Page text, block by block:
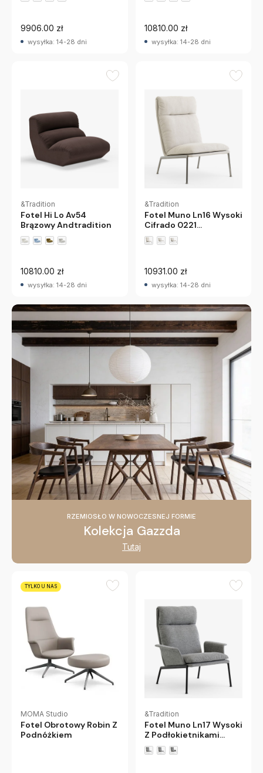
9906.00 zł
wysyłka: 14-28 dni
10810.00 zł
wysyłka: 14-28 dni
&Tradition
Fotel Hi Lo Av54
Brązowy Andtradition
10810.00 zł
wysyłka: 14-28 dni
RZEMIOSŁO W NOWOCZESNEJ FORMIE
Kolekcja Gazzda
Tutaj
&Tradition
Fotel Muno Ln16 Wysoki
Cifrado 0221
Chromowane Nogi
Andtradition
10931.00 zł
wysyłka: 14-28 dni
TYLKO U NAS
MOMA Studio
Fotel Obrotowy Robin Z
Podnóżkiem
&Tradition
Fotel Muno Ln17 Wysoki
Z Podłokietnikami
Hallingdal 0126 Czarne
Nogi Andtradition